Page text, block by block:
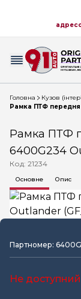
Головна
Кузов
Рамка ПТФ передня
Рамка ПТФ
6400G234
Код: 21234
Основне Опис
Партномер:
Не доступний